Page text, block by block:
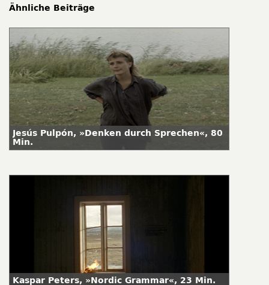
Ähnliche Beiträge
Jesús Pulpón, »Denken durch Sprechen«, 80
Min.
Kaspar Peters, »Nordic Grammar«, 23 Min.